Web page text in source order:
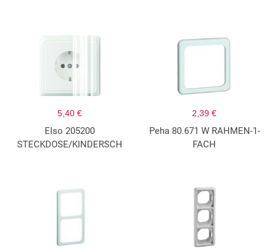
5,40 €
Elso 205200
STECKDOSE/KINDERSCH
2,39 €
Peha 80.671 W RAHMEN-1-
FACH